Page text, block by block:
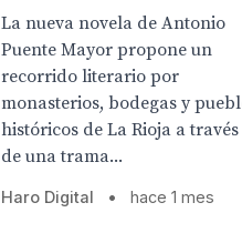
La nueva novela de Antonio
Puente Mayor propone un
recorrido literario por
monasterios, bodegas y
históricos de La Rioja a través
de una trama...
Haro Digital • hace 1 mes